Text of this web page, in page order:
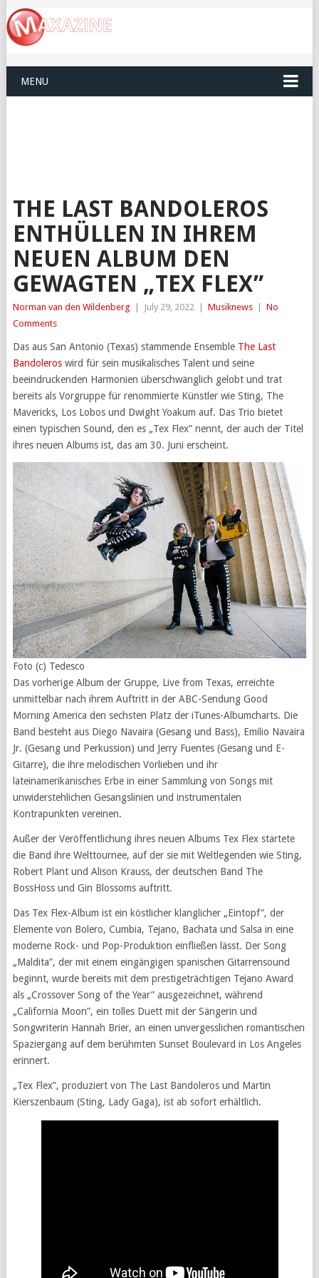
MENU
THE LAST BANDOLEROS
ENTHÜLLEN IN IHREM
NEUEN ALBUM DEN
GEWAGTEN „TEX FLEX”
Norman van den Wildenberg July 29, 2022 Musiknews
No
Comments
Das aus San Antonio (Texas) stammende Ensemble The Last
Bandoleroswird für sein musikalisches Talent und seine
beeindruckenden Harmonien überschwänglich gelobt und trat
bereits als Vorgruppe für renommierte Künstler wie Sting, The
Mavericks, Los Lobos und Dwight Yoakum auf. Das Trio bietet
einen typischen Sound, den es „Tex Flex” nennt, der auch der Titel
ihres neuen Albums ist, das am 30. Juni erscheint.
Foto (c) Tedesco
Das vorherige Album der Gruppe, Live from Texas, erreichte
unmittelbar nach ihrem Auftritt in der ABC-Sendung Good
Morning America den sechsten Platz der iTunes-Albumcharts. Die
Band besteht aus Diego Navaira (Gesang und Bass), Emilio Navaira
Jr. (Gesang und Perkussion) und Jerry Fuentes (Gesang und E-
Gitarre), die ihre melodischen Vorlieben und ihr
lateinamerikanisches Erbe in einer Sammlung von Songs mit
unwiderstehlichen Gesangslinien und instrumentalen
Kontrapunkten vereinen.
Außer der Veröffentlichung ihres neuen Albums Tex Flex startete
die Band ihre Welttournee, auf der sie mit Weltlegenden wie Sting,
Robert Plant und Alison Krauss, der deutschen Band The
BossHoss und Gin Blossoms auftritt.
Das Tex Flex-Album ist ein köstlicher klanglicher „Eintopf”, der
Elemente von Bolero, Cumbia, Tejano, Bachata und Salsa in eine
moderne Rock- und Pop-Produktion einfließen lässt. Der Song
„Maldita”, der mit einem eingängigen spanischen Gitarrensound
beginnt, wurde bereits mit dem prestigeträchtigen Tejano Award
als „Crossover Song of the Year” ausgezeichnet, während
„California Moon”, ein tolles Duett mit der Sängerin und
Songwriterin Hannah Brier, an einen unvergesslichen romantischen
Spaziergang auf dem berühmten Sunset Boulevard in Los Angeles
erinnert.
„Tex Flex”, produziert von The Last Bandoleros und Martin
Kierszenbaum (Sting, Lady Gaga), ist ab sofort erhältlich.